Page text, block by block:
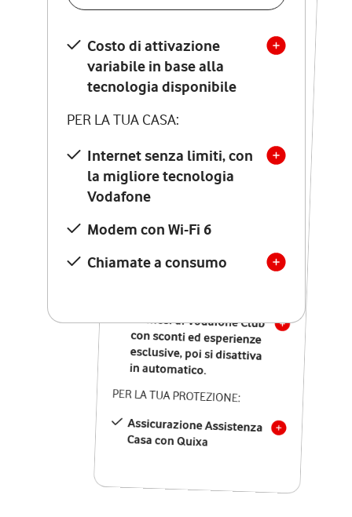
Costo di attivazione
variabile in base alla
tecnologia disponibile
PER LA TUA CASA:
Internet senza limiti, con
la migliore tecnologia
Vodafone
Modem con Wi-Fi 6
Chiamate a consumo
Costo di attivazione
variabile in base alla
tecnologia disponibile
PER LA TUA CASA:
Internet senza limiti, con
la migliore tecnologia
Vodafone
Modem Seven con Wi-Fi 7
Chiamate illimitate verso
numeri fissi e mobili
nazionali
12 mesi di Vodafone Club
con sconti ed esperienze
esclusive, poi si disattiva
in automatico.
PER LA TUA PROTEZIONE:
Assicurazione Assistenza
Casa con Quixa